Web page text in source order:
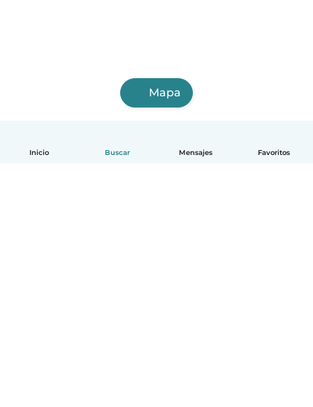
Inicio Buscar Mensajes Favoritos
Mapa